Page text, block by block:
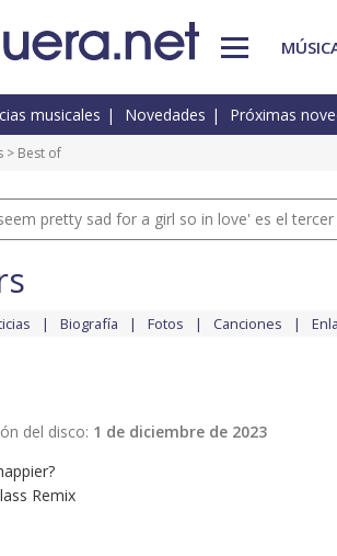
musicales Novedades Próximas
> Best of
pretty sad for a girl so in love' es el
Biografía Fotos Canciones
del disco: 1 de diciembre de 2023
Remix